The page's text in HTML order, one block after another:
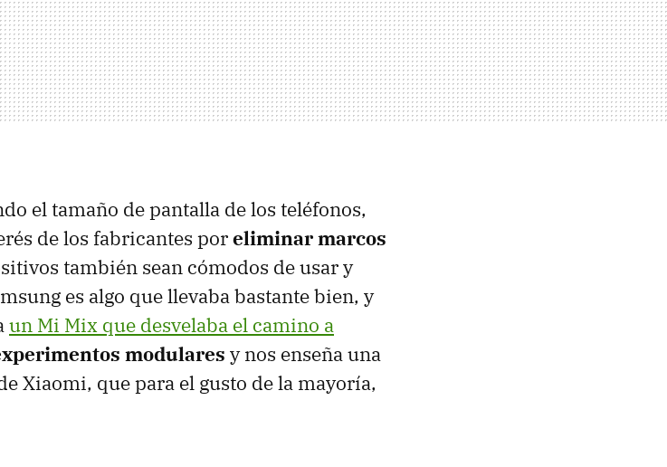
el tamaño de pantalla de los teléfonos,
de los fabricantes poreliminar marcos
también sean cómodos de usar y
es algo que llevaba bastante bien, y
un Mi Mix que desvelaba el camino a
modulares y nos enseña una
Xiaomi, que para el gusto de la mayoría,